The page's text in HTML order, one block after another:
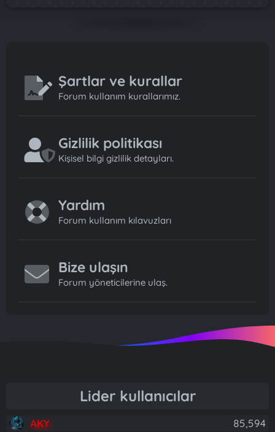
Şartlar ve kurallar
Forum kullanım kurallarımız.
Gizlilik politikası
Kişisel bilgi gizlilik detayları.
Yardım
Forum kullanım kılavuzları
Bize ulaşın
Forum yöneticilerine ulaş.
Lider kullanıcılar
AKY
85,594